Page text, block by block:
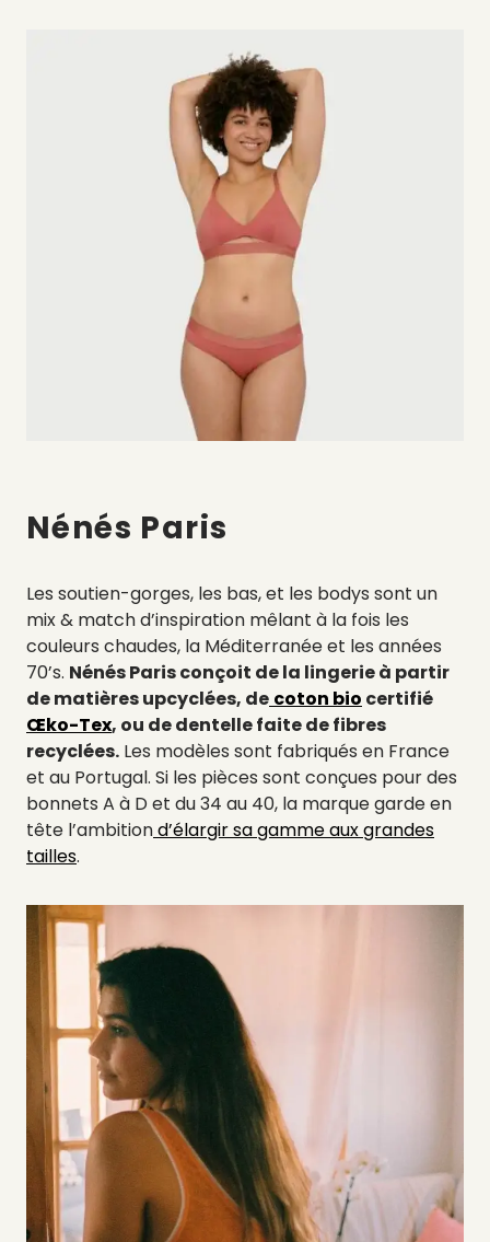
Nénés Paris
Les soutien-gorges, les bas, et les bodys sont un
mix & match d’inspiration mêlant à la fois les
couleurs chaudes, la Méditerranée et les années
70’s. Nénés Paris conçoit de la lingerie à partir
de matières upcyclées, de coton bio certifié
Œko-Tex, ou de dentelle faite de fibres
recyclées. Les modèles sont fabriqués en France
et au Portugal. Si les pièces sont conçues pour des
bonnets A à D et du 34 au 40, la marque garde en
tête l’ambitiond’élargir sa gamme aux grandes
tailles.